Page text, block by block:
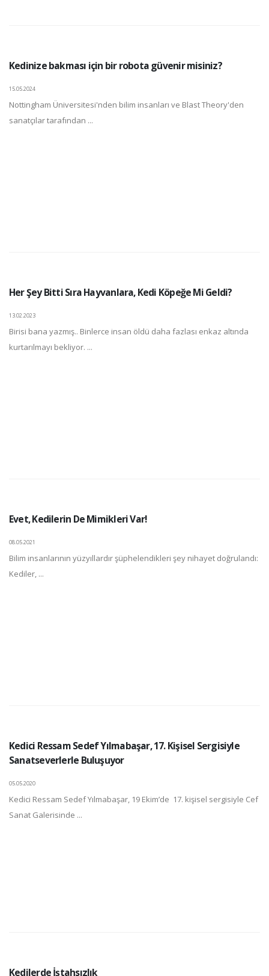
Kedinize bakması için bir robota güvenir misiniz?
15.05.2024
Nottingham Üniversitesi'nden bilim insanları ve Blast Theory'den
sanatçılar tarafından ...
Her Şey Bitti Sıra Hayvanlara, Kedi Köpeğe Mi Geldi?
13.02.2023
Birisi bana yazmış.. Binlerce insan öldü daha fazlası enkaz altında
kurtarılmayı bekliyor. ...
Evet, Kedilerin De Mimikleri Var!
08.05.2021
Bilim insanlarının yüzyıllardır şüphelendikleri şey nihayet doğrulandı:
Kediler, ...
Kedici Ressam Sedef Yılmabaşar, 17. Kişisel Sergisiyle
Sanatseverlerle Buluşuyor
05.05.2020
Kedici Ressam Sedef Yılmabaşar, 19 Ekim’de 17. kişisel sergisiyle Cef
Sanat Galerisinde ...
Kedilerde İştahsızlık